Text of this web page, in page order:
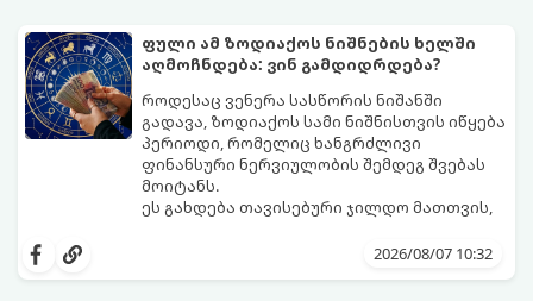
ფული ამ ზოდიაქოს ნიშნების ხელში
აღმოჩნდება: ვინ გამდიდრდება?
როდესაც ვენერა სასწორის ნიშანში
გადავა, ზოდიაქოს სამი ნიშნისთვის იწყება
პერიოდი, რომელიც ხანგრძლივი
ფინანსური ნერვიულობის შემდეგ შვებას
მოიტანს.
ეს გახდება თავისებური ჯილდო მათთვის,
იჩენდა და სირთულეების მიუხედავად წინ
2026/08/07 10:32